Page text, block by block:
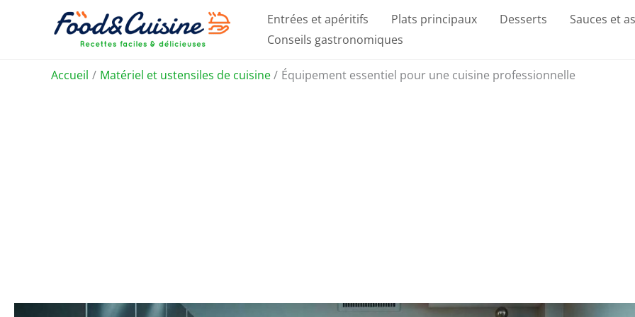
Entrées et apéritifs Plats principaux Desserts Sauces et
Conseils gastronomiques
Accueil Matériel et ustensiles de cuisine Équipement essentiel pour une cuisine professionnelle